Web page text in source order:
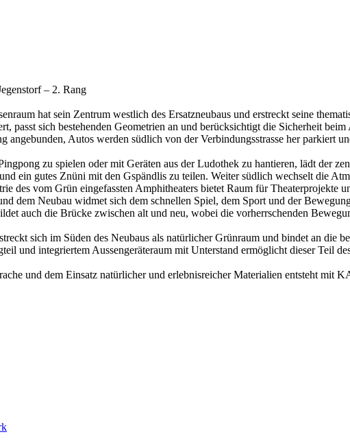
– 2. Rang
hat sein Zentrum westlich des Ersatzneubaus und erstreckt seine
passt sich bestehenden Geometrien an und berücksichtigt die Sicherheit
angebunden, Autos werden südlich von der Verbindungsstrasse her parkiert
zu spielen oder mit Geräten aus der Ludothek zu hantieren, lädt der
ein gutes Znüni mit den Gspändlis zu teilen. Weiter südlich wechselt die
des vom Grün eingefassten Amphitheaters bietet Raum für
dem Neubau widmet sich dem schnellen Spiel, dem Sport und der
auch die Brücke zwischen alt und neu, wobei die vorherrschenden
sich im Süden des Neubaus als natürlicher Grünraum und bindet an die
und integriertem Aussengeräteraum mit Unterstand ermöglicht dieser Teil
und dem Einsatz natürlicher und erlebnisreicher Materialien entsteht